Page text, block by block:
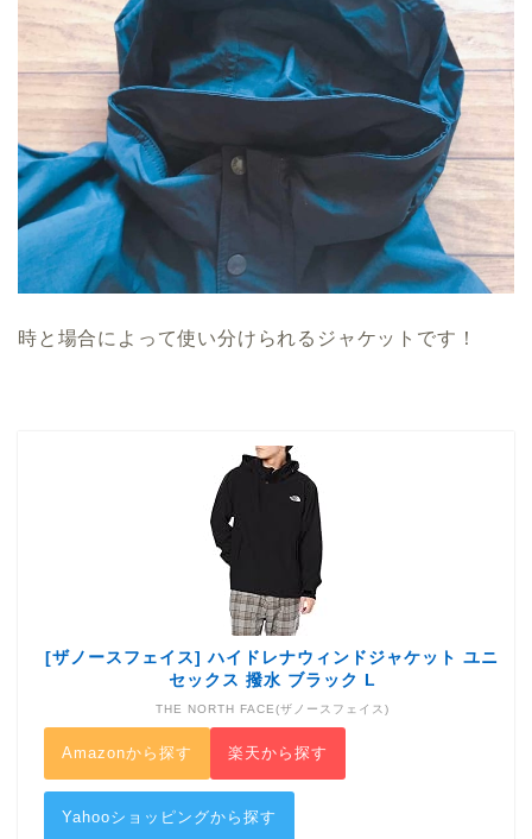
時と場合によって使い分けられるジャケットです！
[ザノースフェイス] ハイドレナウィンドジャケット ユニ
セックス 撥水 ブラック L
THE NORTH FACE(ザノースフェイス)
Amazonから探す 楽天から探す
Yahooショッピングから探す